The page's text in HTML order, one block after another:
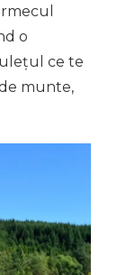
o
ce te
munte,